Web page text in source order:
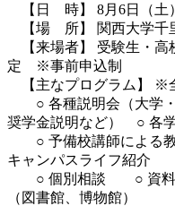
【日 時】 8月6日（土
【場 所】 関西大学千
【来場者】 受験生・高
定 ※事前申込制
【主なプログラム】 ※
○ 各種説明会（大学・
奨学金説明など） ○ 各
○ 予備校講師による
キャンパスライフ紹介
○ 個別相談 ○ 資料
（図書館、博物館）